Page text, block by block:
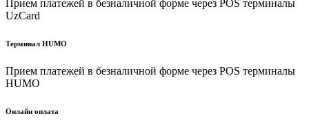
Прием платежей в безналичной форме через POS терминалы
UzCard
Терминал HUMO
Прием платежей в безналичной форме через POS терминалы
HUMO
Онлайн оплата